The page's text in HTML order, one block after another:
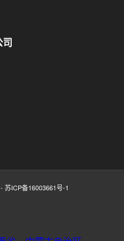
司
- 苏ICP备16003661号-1